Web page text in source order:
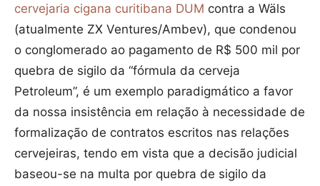
cervejaria cigana curitibana DUM contra a Wäls
(atualmente ZX Ventures/Ambev), que condenou
o conglomerado ao pagamento de R$ 500 mil por
quebra de sigilo da “fórmula da cerveja
Petroleum”, é um exemplo paradigmático a favor
da nossa insistência em relação à necessidade de
formalização de contratos escritos nas relações
cervejeiras, tendo em vista que a decisão judicial
baseou-se na multa por quebra de sigilo da